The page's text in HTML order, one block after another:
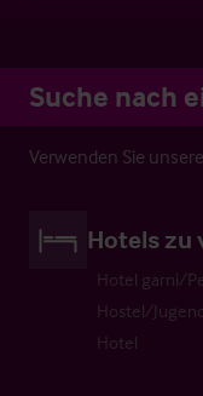
Suche nach
Verwenden Sie
Hotels zu
Hotel garni/
Hostel/
Hotel